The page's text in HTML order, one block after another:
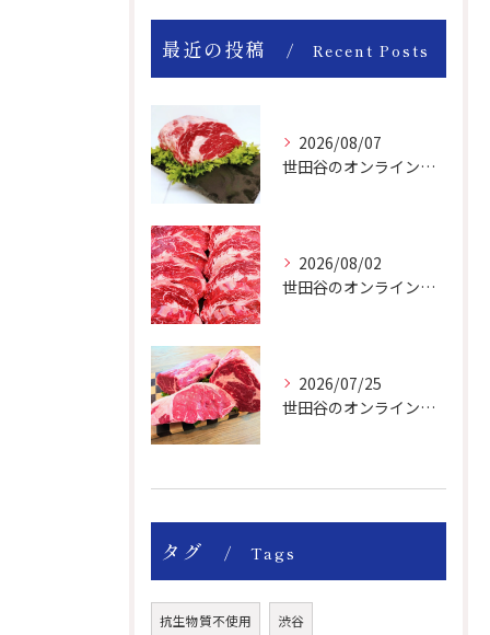
最近の投稿 Recent Posts
2026/08/07
世田谷のオンライン肉屋のお肉は美味しいですよ！
2026/08/02
世田谷のオンライン肉屋は厳選輸入牛を取り扱っています。
2026/07/25
世田谷のオンライン肉屋の輸入牛は特別です。
タグ Tags
抗生物質不使用 渋谷